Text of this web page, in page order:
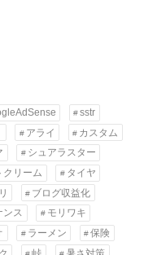
sstr
アライ
カスタム
シュアラスター
クリーム
タイヤ
ブログ収益化
ンス
モリワキ
ラーメン
保険